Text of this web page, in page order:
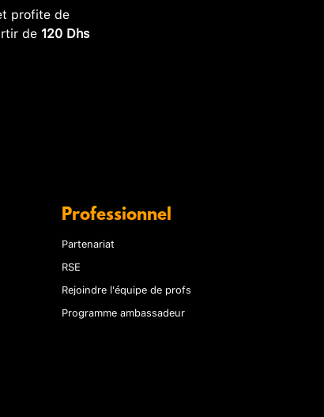
profite de
de 120 Dhs
Professionnel
Partenariat
RSE
Rejoindre l'équipe de profs
Programme ambassadeur